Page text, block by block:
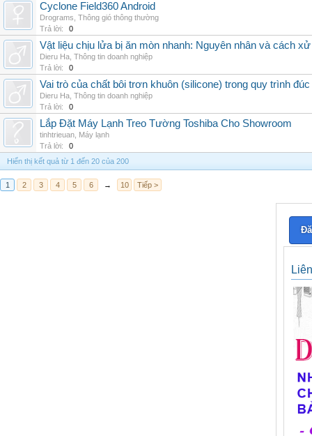
Cyclone Field360 Android
Drograms Thông gió thông thường
Trả lời:
0
Vật liệu chịu lửa bị ăn mòn nhanh: Nguyên nhân và cách
Dieru Ha Thông tin doanh nghiệp
Trả lời:
0
Vai trò của chất bôi trơn khuôn (silicone) trong quy trình
Dieru Ha Thông tin doanh nghiệp
Trả lời:
0
Lắp Đặt Máy Lạnh Treo Tường Toshiba Cho Showroom
tinhtrieuan Máy lạnh
Trả lời:
0
Hiển thị kết quả từ 1 đến 20 của 200
1 2 3 4 5 6 → 10 Tiếp >